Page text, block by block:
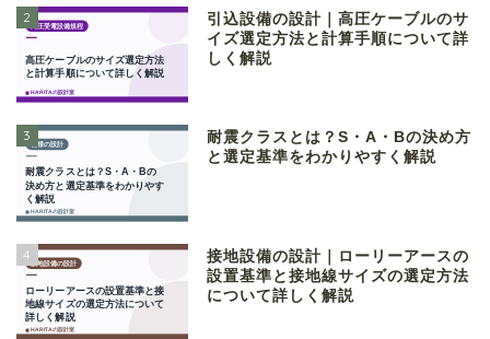
2
引込設備の設計｜高圧ケーブルのサ
イズ選定方法と計算手順について詳
しく解説
3
耐震クラスとは？S・A・Bの決め方
と選定基準をわかりやすく解説
4
接地設備の設計｜ローリーアースの
設置基準と接地線サイズの選定方法
について詳しく解説